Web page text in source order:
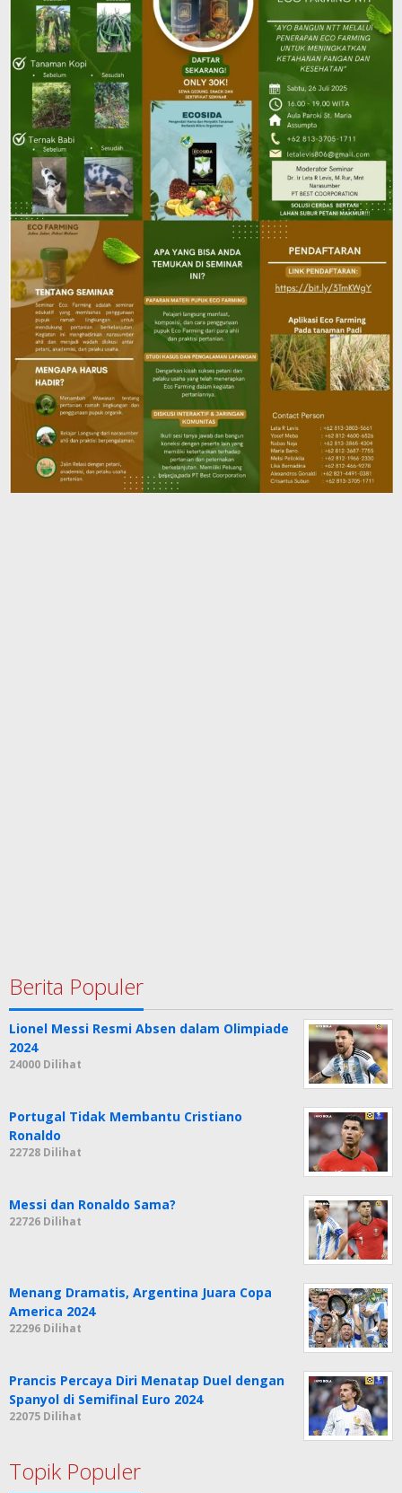
Berita Populer
Lionel Messi Resmi Absen dalam Olimpiade
2024
24000 Dilihat
Portugal Tidak Membantu Cristiano
Ronaldo
22728 Dilihat
Messi dan Ronaldo Sama?
22726 Dilihat
Menang Dramatis, Argentina Juara Copa
America 2024
22296 Dilihat
Prancis Percaya Diri Menatap Duel dengan
Spanyol di Semifinal Euro 2024
22075 Dilihat
Topik Populer